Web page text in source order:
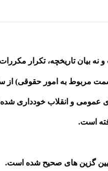
تاریخچه، تکرار مکررات
است.
گزین های صحیح شده است.